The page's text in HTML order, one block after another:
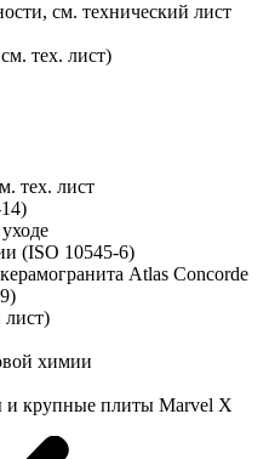
см. технический лист
тех. лист)
тех. лист
(ISO 10545-6)
Atlas Concorde
лист)
химии
и крупные плиты Marvel X